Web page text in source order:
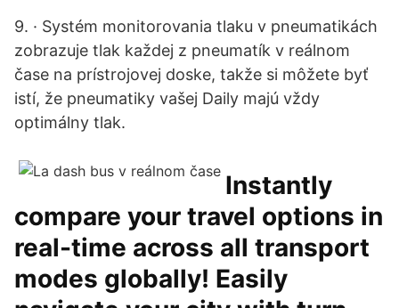
9. · Systém monitorovania tlaku v pneumatikách
zobrazuje tlak každej z pneumatík v reálnom
čase na prístrojovej doske, takže si môžete byť
istí, že pneumatiky vašej Daily majú vždy
optimálny tlak.
Instantly
compare your travel options in
real-time across all transport
modes globally! Easily